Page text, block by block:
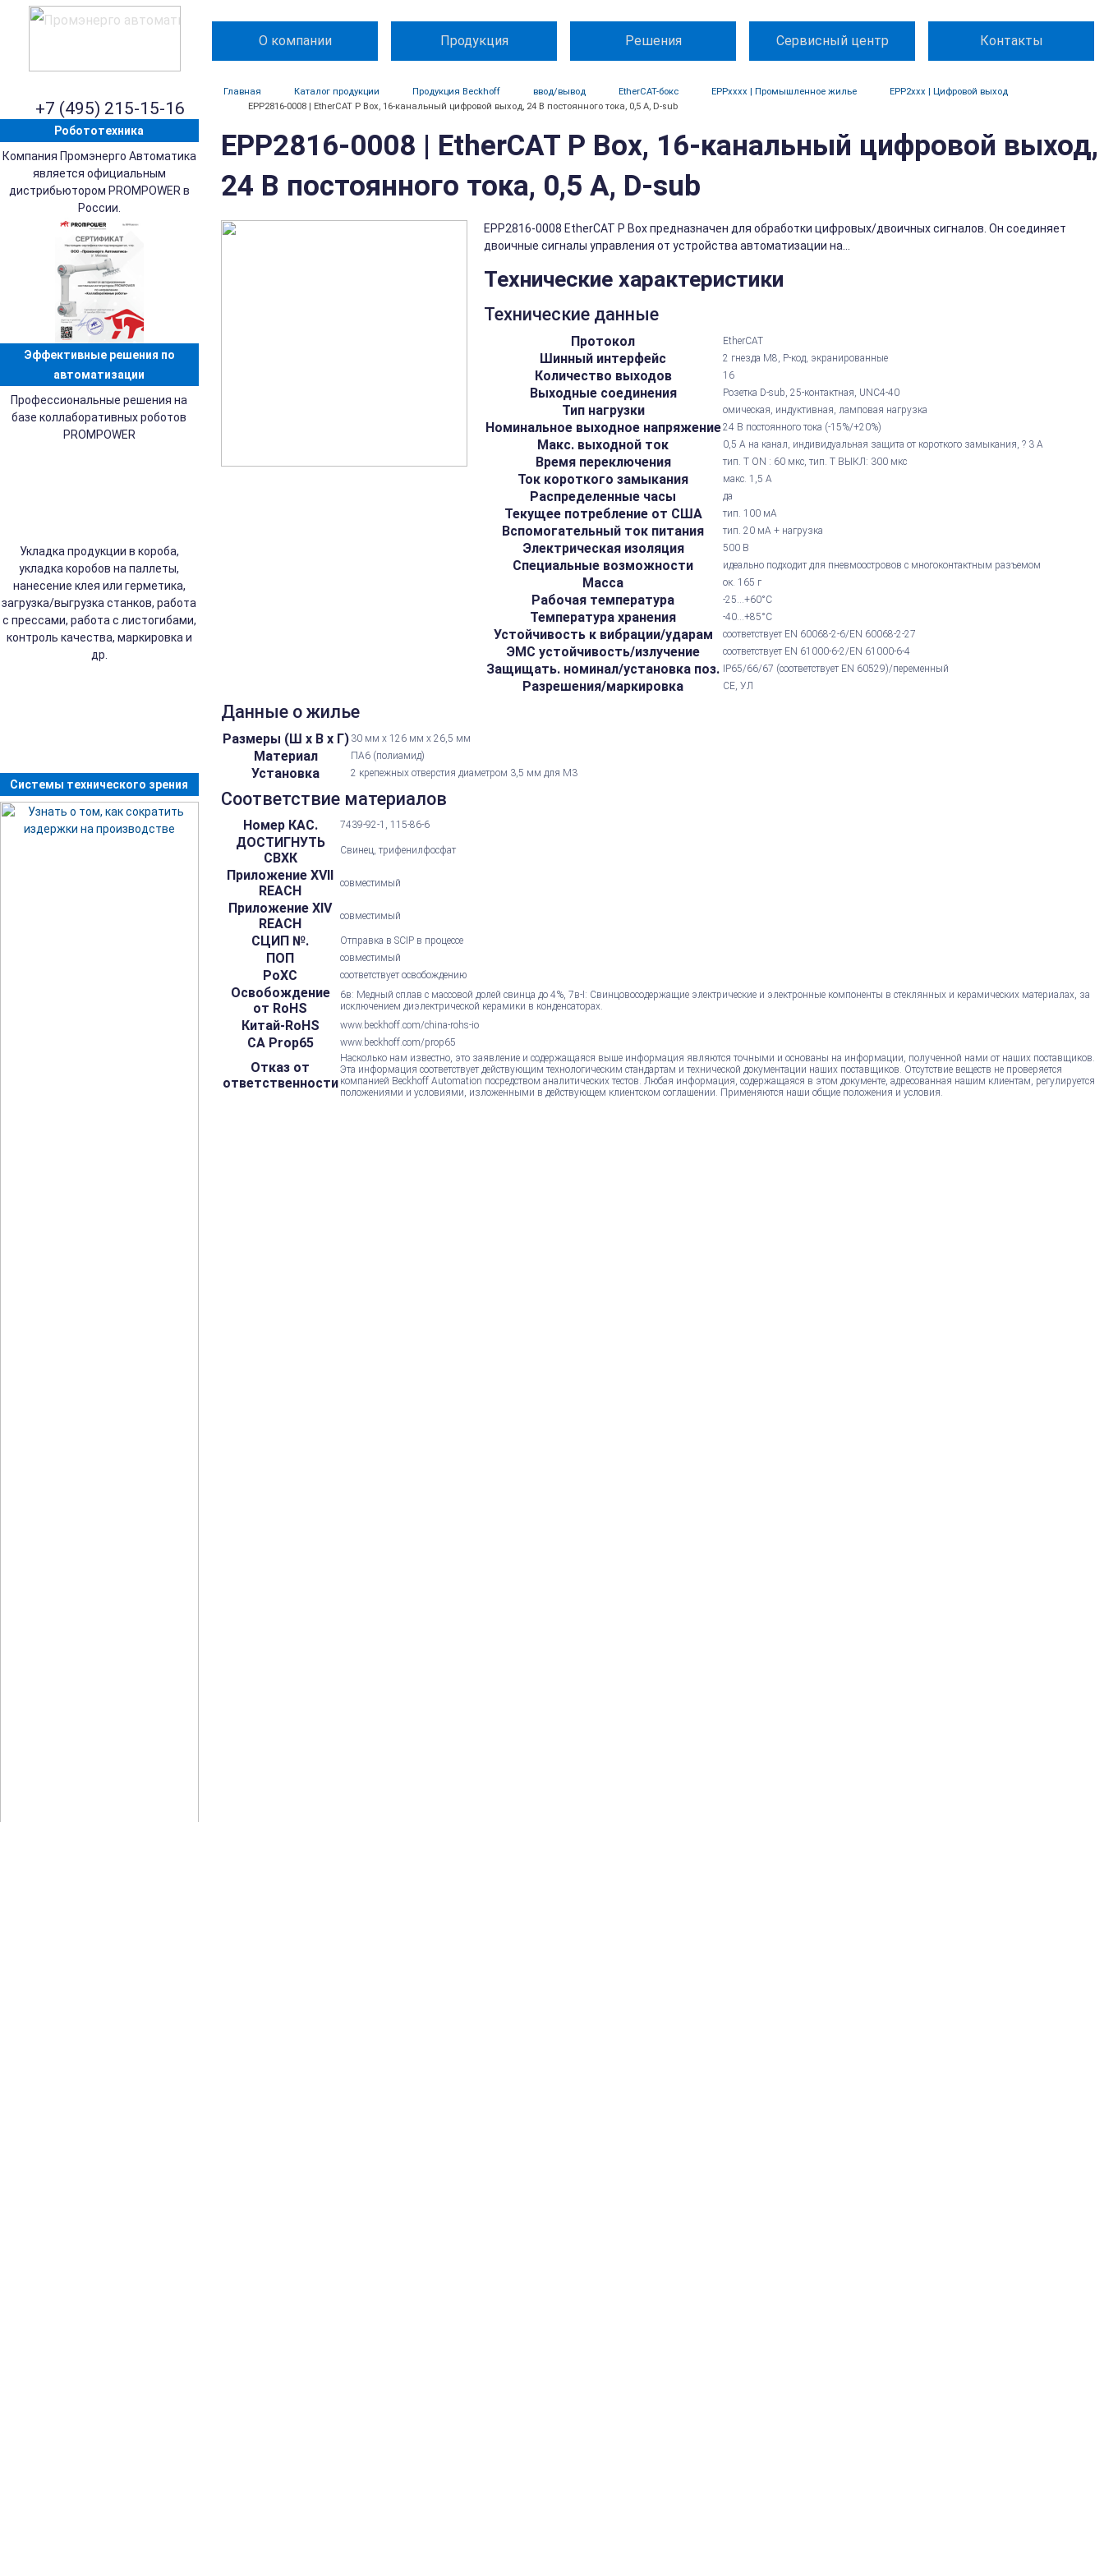
О компании Продукция Решения Сервисный центр Контакты
+7 (495) 215-15-16
Главная Каталог продукции Продукция Beckhoff ввод/вывод EtherCAT-бокс EPPxxxx | Промышленное жилье
EPP2xxx | Цифровой выход
EPP2816-0008 | EtherCAT P Box, 16-канальный цифровой выход, 24 В постоянного тока, 0,5 А, D-sub
Робототехника
Компания Промэнерго Автоматика
является официальным
дистрибьютором PROMPOWER в
России.
Эффективные решения по
автоматизации
Профессиональные решения на
базе коллаборативных роботов
PROMPOWER
Укладка продукции в короба,
укладка коробов на паллеты,
нанесение клея или герметика,
загрузка/выгрузка станков, работа
с прессами, работа с листогибами,
контроль качества, маркировка и
др.
Системы технического зрения
EPP2816-0008 | EtherCAT P Box, 16-канальный цифровой выход,
24 В постоянного тока, 0,5 А, D-sub
EPP2816-0008 EtherCAT P Box предназначен для обработки цифровых/двоичных сигналов. Он соединяет
двоичные сигналы управления от устройства автоматизации на...
Технические характеристики
Технические данные
Протокол EtherCAT
Шинный интерфейс 2 гнезда M8, P-код, экранированные
Количество выходов 16
Выходные соединения Розетка D-sub, 25-контактная, UNC4-40
Тип нагрузки омическая, индуктивная, ламповая нагрузка
Номинальное выходное напряжение24 В постоянного тока (-15%/+20%)
Макс. выходной ток 0,5 А на канал, индивидуальная защита от короткого замыкания, ? 3 А
Время переключения тип. T ON : 60 мкс, тип. Т ВЫКЛ: 300 мкс
Ток короткого замыкания макс. 1,5 А
Распределенные часы да
Текущее потребление от США тип. 100 мА
Вспомогательный ток питания тип. 20 мА + нагрузка
Электрическая изоляция 500 В
Специальные возможности идеально подходит для пневмоостровов с многоконтактным разъемом
Масса ок. 165 г
Рабочая температура -25...+60°С
Температура хранения -40...+85°С
Устойчивость к вибрации/ударам соответствует EN 60068-2-6/EN 60068-2-27
ЭМС устойчивость/излучение соответствует EN 61000-6-2/EN 61000-6-4
Защищать. номинал/установка поз. IP65/66/67 (соответствует EN 60529)/переменный
Разрешения/маркировка CE, УЛ
Данные о жилье
Размеры (Ш х В х Г) 30 мм х 126 мм х 26,5 мм
Материал ПА6 (полиамид)
Установка 2 крепежных отверстия диаметром 3,5 мм для M3
Соответствие материалов
Номер КАС. 7439-92-1, 115-86-6
ДОСТИГНУТЬ
СВХК
Свинец, трифенилфосфат
Приложение XVII
REACH
совместимый
Приложение XIV
REACH
совместимый
СЦИП №. Отправка в SCIP в процессе
ПОП совместимый
РоХС соответствует освобождению
Освобождение
от RoHS
6в: Медный сплав с массовой долей свинца до 4%, 7в-I: Свинцовосодержащие электрические и электронные компоненты в стеклянных и керамических материалах, за
исключением диэлектрической керамики в конденсаторах.
Китай-RoHS www.beckhoff.com/china-rohs-io
CA Prop65 www.beckhoff.com/prop65
Отказ от
ответственности
Насколько нам известно, это заявление и содержащаяся выше информация являются точными и основаны на информации, полученной нами от наших поставщиков.
Эта информация соответствует действующим технологическим стандартам и технической документации наших поставщиков. Отсутствие веществ не проверяется
компанией Beckhoff Automation посредством аналитических тестов. Любая информация, содержащаяся в этом документе, адресованная нашим клиентам, регулируется
положениями и условиями, изложенными в действующем клиентском соглашении. Применяются наши общие положения и условия.